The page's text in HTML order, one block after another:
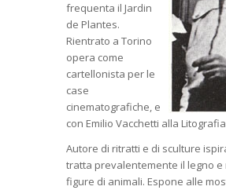
frequenta il Jardin
de Plantes.
Rientrato a Torino
opera come
cartellonista per le
case
cinematografiche, e
con Emilio Vacchetti alla
Autore di ritratti e di sculture
tratta prevalentemente il legno
figure di animali. Espone alle